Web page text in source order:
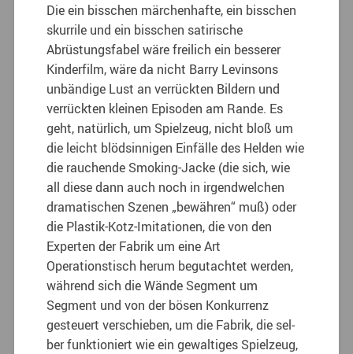
Die ein bisschen märchenhafte, ein bisschen
skurrile und ein bisschen satirische
Abrüstungs­fabel wäre freilich ein besserer
Kinderfilm, wäre da nicht Barry Levinsons
unbändige Lust an verrückten Bildern und
verrückten kleinen Episoden am Rande. Es
geht, natürlich, um Spielzeug, nicht bloß um
die leicht blödsinni­gen Einfälle des Helden wie
die rauchende Smoking-Jacke (die sich, wie
all diese dann auch noch in irgendwelchen
dramatischen Sze­nen „bewähren“ muß) oder
die Plastik-Kotz­-Imitationen, die von den
Experten der Fabrik um eine Art
Operationstisch herum begutach­tet werden,
während sich die Wände Segment um
Segment und von der bösen Konkurrenz
gesteuert verschieben, um die Fabrik, die sel­
ber funktioniert wie ein gewaltiges Spielzeug,